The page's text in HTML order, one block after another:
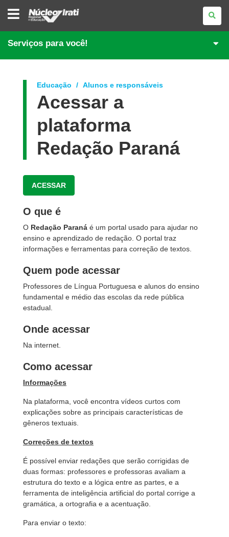
NÚCLEO
REGIONAL
EDUCAÇÃO
DE
IRATI
Serviços para você!
Educação Alunos e responsáveis
Acessar a
plataforma
Redação Paraná
ACESSAR
O que é
O Redação Paraná é um portal usado para ajudar no
ensino e aprendizado de redação. O portal traz
informações e ferramentas para correção de textos.
Quem pode acessar
Professores de Língua Portuguesa e alunos do ensino
fundamental e médio das escolas da rede pública
estadual.
Onde acessar
Na internet.
Como acessar
Informações
Na plataforma, você encontra vídeos curtos com
explicações sobre as principais características de
gêneros textuais.
Correções de textos
É possível enviar redações que serão corrigidas de
duas formas: professores e professoras avaliam a
estrutura do texto e a lógica entre as partes, e a
ferramenta de inteligência artificial do portal corrige a
gramática, a ortografia e a acentuação.
Para enviar o texto: